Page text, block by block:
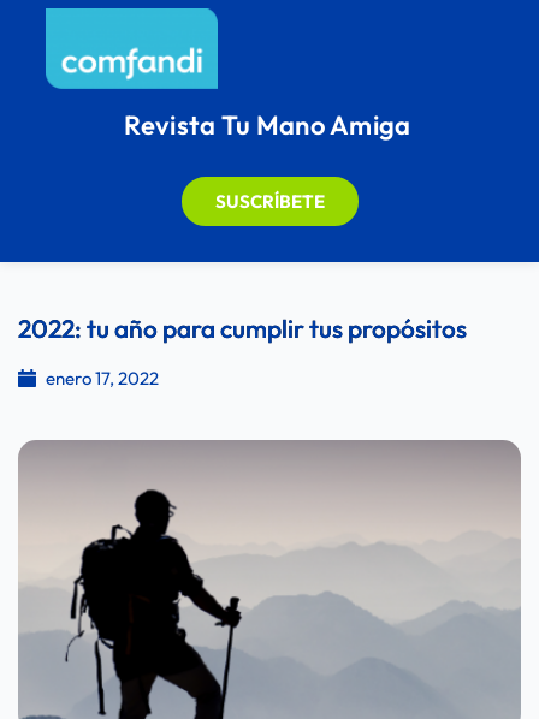
Revista Tu Mano Amiga
SUSCRÍBETE
2022: tu año para cumplir tus propósitos
enero 17, 2022